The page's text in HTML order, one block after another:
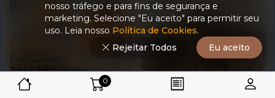
0
nosso tráfego e para fins de segurança e
marketing. Selecione "Eu aceito" para permitir seu
uso. Leia nosso Política de Cookies.
Rejeitar Todos
Eu aceito